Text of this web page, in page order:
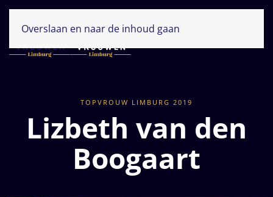
Overslaan en naar de inhoud gaan
TOPVROUW LIMBURG 2019
Lizbeth van den
Boogaart